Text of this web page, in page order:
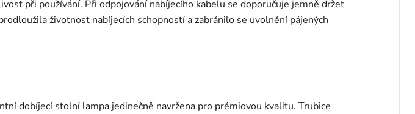
při používání. Při odpojování nabíjecího kabelu se doporučuje jemně držet
životnost nabíjecích schopností a zabránilo se uvolnění pájených
dobíjecí stolní lampa jedinečně navržena pro prémiovou kvalitu. Trubice